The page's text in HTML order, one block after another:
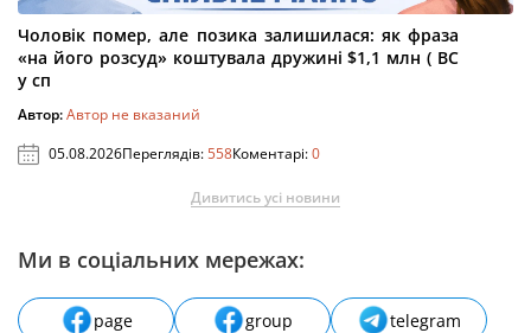
Чоловік помер, але позика залишилася: як фраза
«на його розсуд» коштувала дружині $1,1 млн ( ВС
у сп
Автор:Автор не вказаний
05.08.2026Переглядів:558Коментарі:0
Дивитись усі новини
Ми в соціальних мережах:
page group
telegram